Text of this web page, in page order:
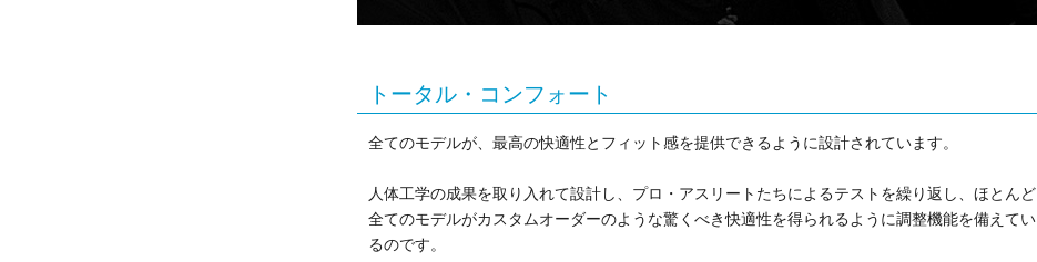
トータル・コンフォート
全てのモデルが、最高の快適性とフィット感を提供できるように設計されています。
人体工学の成果を取り入れて設計し、プロ・アスリートたちによるテストを繰り返し、ほとんど
全てのモデルがカスタムオーダーのような驚くべき快適性を得られるように調整機能を備えてい
るのです。